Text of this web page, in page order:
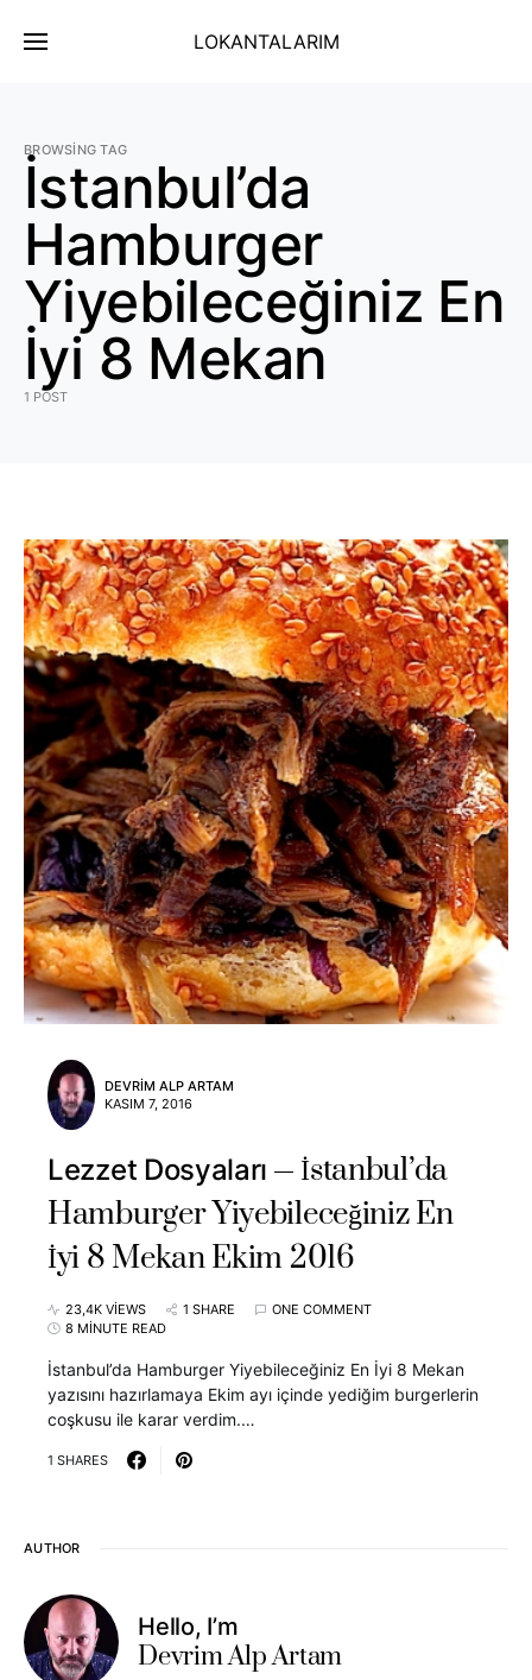
LOKANTALARIM
BROWSING TAG
İstanbul’da
Hamburger
Yiyebileceğiniz En
İyi 8 Mekan
1 POST
DEVRIM ALP ARTAM
KASIM 7, 2016
Lezzet Dosyaları
İstanbul’da
Hamburger Yiyebileceğiniz En
İyi 8 Mekan Ekim 2016
23,4K VIEWS 1 SHARE
ONE COMMENT
8 MINUTE READ
İstanbul’da Hamburger Yiyebileceğiniz En İyi 8 Mekan
yazısını hazırlamaya Ekim ayı içinde yediğim burgerlerin
coşkusu ile karar verdim.…
1 SHARES
AUTHOR
Hello, I’m
Devrim Alp Artam